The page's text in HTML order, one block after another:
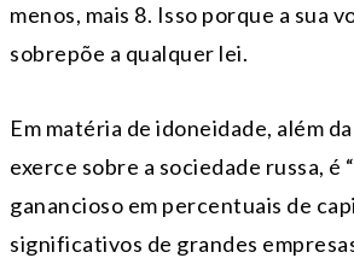
menos, mais 8. Isso porque a sua
sobrepõe a qualquer lei.
Em matéria de idoneidade, além
exerce sobre a sociedade russa, é
ganancioso em percentuais de
significativos de grandes